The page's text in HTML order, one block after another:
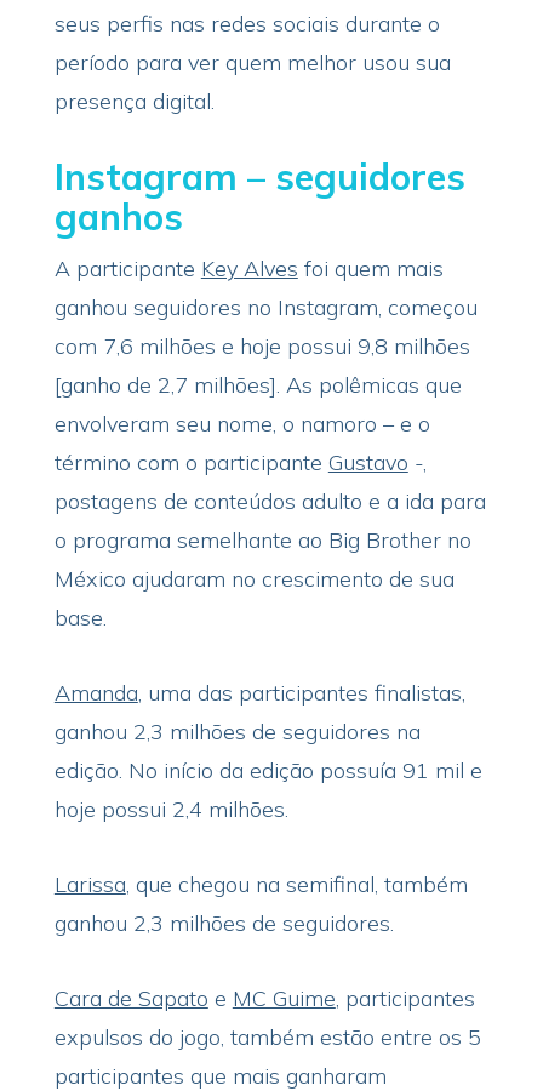
seus perfis nas redes sociais durante o
período para ver quem melhor usou sua
presença digital.
Instagram – seguidores
ganhos
A participante Key Alves foi quem mais
ganhou seguidores no Instagram, começou
com 7,6 milhões e hoje possui 9,8 milhões
[ganho de 2,7 milhões]. As polêmicas que
envolveram seu nome, o namoro – e o
término com o participante Gustavo -,
postagens de conteúdos adulto e a ida para
o programa semelhante ao Big Brother no
México ajudaram no crescimento de sua
base.
Amanda , uma das participantes finalistas,
ganhou 2,3 milhões de seguidores na
edição. No início da edição possuía 91 mil e
hoje possui 2,4 milhões.
Larissa , que chegou na semifinal, também
ganhou 2,3 milhões de seguidores.
Cara de Sapato e MC Guime , participantes
expulsos do jogo, também estão entre os 5
participantes que mais ganharam